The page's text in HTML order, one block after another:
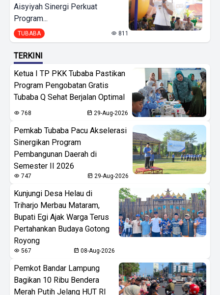
Aisyiyah Sinergi Perkuat
Program...
TUBABA 811
TERKINI
Ketua I TP PKK Tubaba Pastikan
Program Pengobatan Gratis
Tubaba Q Sehat Berjalan Optimal
768 29-Aug-2026
Pemkab Tubaba Pacu Akselerasi
Sinergikan Program
Pembangunan Daerah di
Semester II 2026
747 29-Aug-2026
Kunjungi Desa Helau di
Triharjo Merbau Mataram,
Bupati Egi Ajak Warga Terus
Pertahankan Budaya Gotong
Royong
567 08-Aug-2026
Pemkot Bandar Lampung
Bagikan 10 Ribu Bendera
Merah Putih Jelang HUT RI